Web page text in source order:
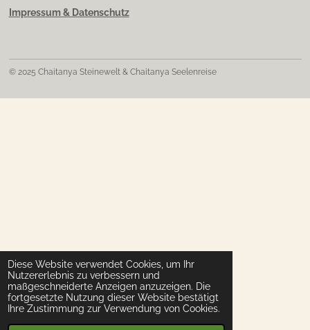
Diese Website verwendet Cookies, um Ihr
Nutzererlebnis zu verbessern und
maßgeschneiderte Anzeigen anzuzeigen. Die
fortgesetzte Nutzung dieser Website bestätigt
Ihre Zustimmung zur Verwendung von Cookies.
Impressum & Datenschutz
© 2025 Chaitanya Steinewelt & Chaitanya Seelenreise